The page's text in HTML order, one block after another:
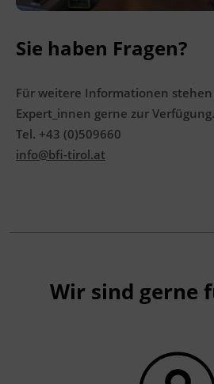
der Kurskosten. Nähere
Abschlussinformation
Staatliche Prüfung nach dem
Sie haben Fragen?
Für weitere Informationen
Expert_innen gerne zur Verfügung.
Tel. +43 (0)509660
info@bfi-tirol.at
Wir sind gerne